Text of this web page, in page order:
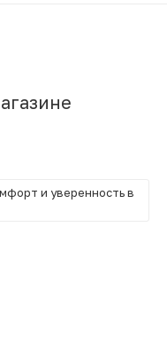
и уверенность в